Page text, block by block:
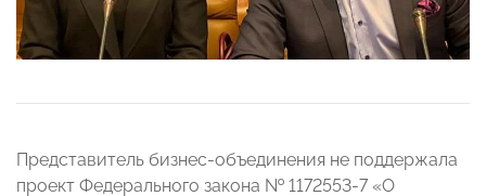
Представитель бизнес-объединения не поддержала
проект Федерального закона № 1172553-7 «О